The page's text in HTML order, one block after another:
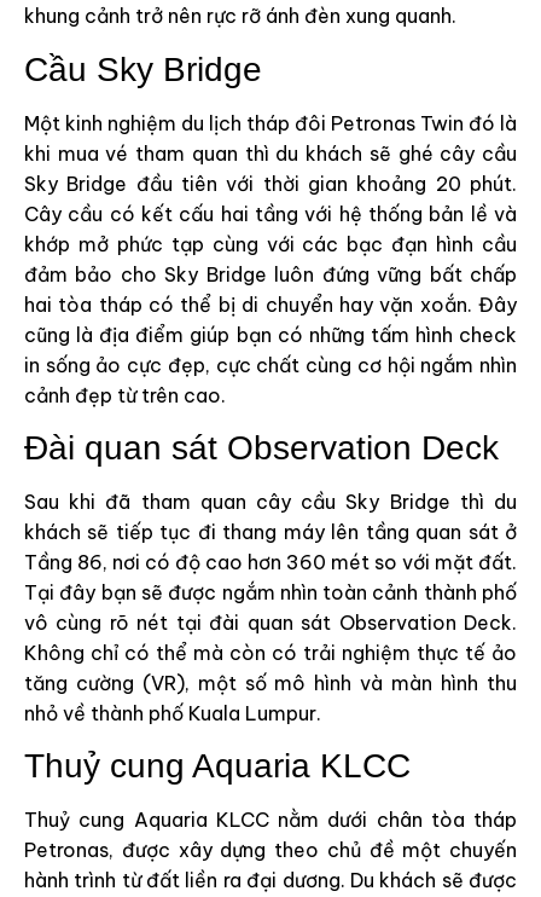
khung cảnh trở nên rực rỡ ánh đèn xung quanh.
Cầu Sky Bridge
Một kinh nghiệm du lịch tháp đôi Petronas Twin đó là
khi mua vé tham quan thì du khách sẽ ghé cây cầu
Sky Bridge đầu tiên với thời gian khoảng 20 phút.
Cây cầu có kết cấu hai tầng với hệ thống bản lề và
khớp mở phức tạp cùng với các bạc đạn hình cầu
đảm bảo cho Sky Bridge luôn đứng vững bất chấp
hai tòa tháp có thể bị di chuyển hay vặn xoắn. Đây
cũng là địa điểm giúp bạn có những tấm hình check
in sống ảo cực đẹp, cực chất cùng cơ hội ngắm nhìn
cảnh đẹp từ trên cao.
Đài quan sát Observation Deck
Sau khi đã tham quan cây cầu Sky Bridge thì du
khách sẽ tiếp tục đi thang máy lên tầng quan sát ở
Tầng 86, nơi có độ cao hơn 360 mét so với mặt đất.
Tại đây bạn sẽ được ngắm nhìn toàn cảnh thành phố
vô cùng rõ nét tại đài quan sát Observation Deck.
Không chỉ có thể mà còn có trải nghiệm thực tế ảo
tăng cường (VR), một số mô hình và màn hình thu
nhỏ về thành phố Kuala Lumpur.
Thuỷ cung Aquaria KLCC
Thuỷ cung Aquaria KLCC nằm dưới chân tòa tháp
Petronas, được xây dựng theo chủ đề một chuyến
hành trình từ đất liền ra đại dương. Du khách sẽ được